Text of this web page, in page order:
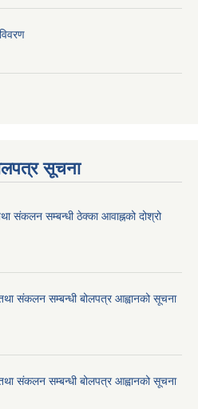
सूचना
संकलन सम्बन्धी ठेक्का आवाह्नको दोश्रो
संकलन सम्बन्धी बोलपत्र आह्वानको सूचना
संकलन सम्बन्धी बोलपत्र आह्वानको सूचना